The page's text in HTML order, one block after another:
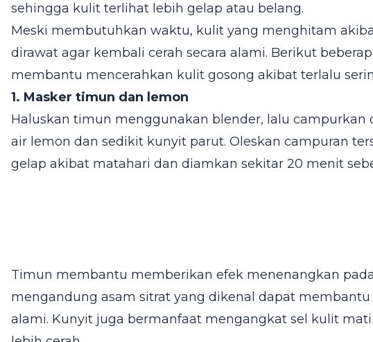
sehingga kulit terlihat lebih gelap atau belang.
Meski membutuhkan waktu, kulit yang menghitam
dirawat agar kembali cerah secara alami. Berikut
membantu mencerahkan kulit gosong akibat terlalu
1. Masker timun dan lemon
Haluskan timun menggunakan blender, lalu campurkan
air lemon dan sedikit kunyit parut. Oleskan campuran
gelap akibat matahari dan diamkan sekitar 20 menit
Timun membantu memberikan efek menenangkan
mengandung asam sitrat yang dikenal dapat
alami. Kunyit juga bermanfaat mengangkat sel kulit